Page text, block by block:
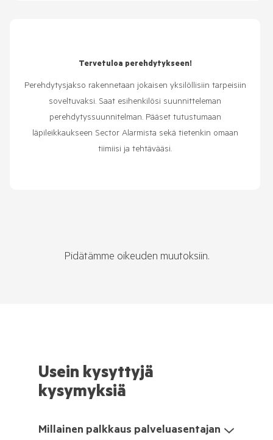
Tervetuloa perehdytykseen!
Perehdytysjakso rakennetaan jokaisen yksilöllisiin tarpeisiin
soveltuvaksi. Saat esihenkilösi suunnitteleman
perehdytyssuunnitelman. Pääset tutustumaan
läpileikkaukseen Sector Alarmista sekä tietenkin omaan
tiimiisi ja tehtävääsi.
Pidätämme oikeuden muutoksiin.
Usein kysyttyjä
kysymyksiä
Millainen palkkaus palveluasentajan